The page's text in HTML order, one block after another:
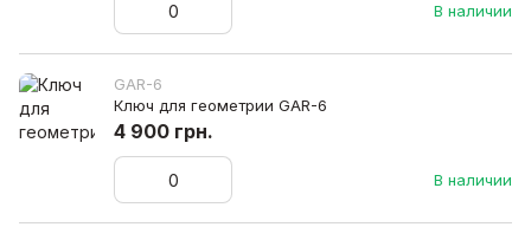
В наличии
GAR-6
Ключ для геометрии GAR-6
В наличии
4 900 грн.